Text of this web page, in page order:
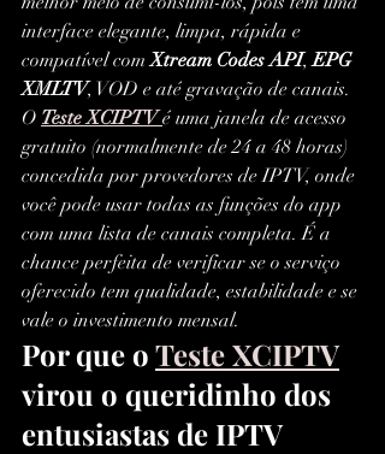
interface elegante, limpa, rápida e
compatível com Xtream Codes API, EPG
XMLTV, VOD e até gravação de canais.
O Teste XCIPTV é uma janela de acesso
gratuito (normalmente de 24 a 48 horas)
concedida por provedores de IPTV, onde
você pode usar todas as funções do app
com uma lista de canais completa. É a
chance perfeita de verificar se o serviço
oferecido tem qualidade, estabilidade e se
vale o investimento mensal.
Por que o Teste XCIPTV
virou o queridinho dos
entusiastas de IPTV